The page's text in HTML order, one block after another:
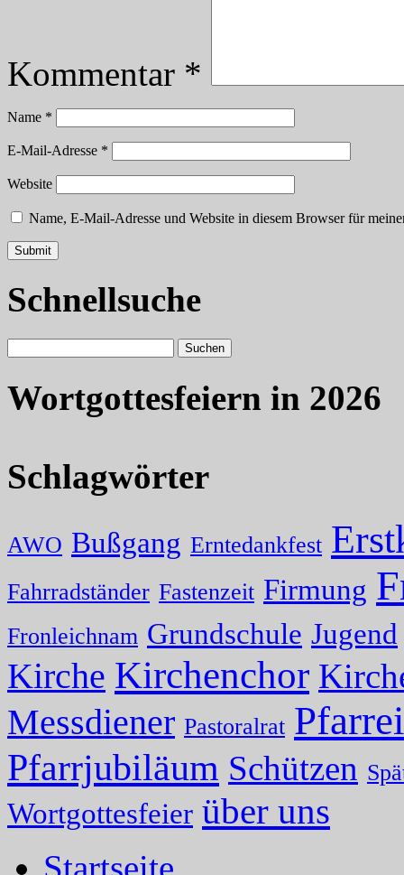
Kommentar *
Name *
E-Mail-Adresse *
Website
Name, E-Mail-Adresse und Website in diesem Browser für
Schnellsuche
Wortgottesfeiern in 2026
Schlagwörter
AWO Bußgang Erntedankfest
Fahrradständer Fastenzeit Firmung
Fronleichnam Grundschule Jugend
Kirche Kirchenchor
Messdiener Pastoralrat
Pfarrjubiläum Schützen
Wortgottesfeier über uns
Startseite